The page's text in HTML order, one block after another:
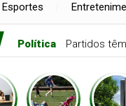
Esportes
Direitos Humanos